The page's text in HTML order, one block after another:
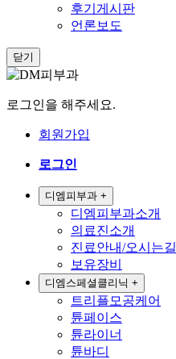
후기게시판
언론보도
닫기
로그인을 해주세요.
회원가입
로그인
디엠피부과 +
디엠피부과소개
의료진소개
진료안내/오시는길
보유장비
디엠스페셜클리닉 +
트리플모공케어
튠페이스
튠라이너
튠바디